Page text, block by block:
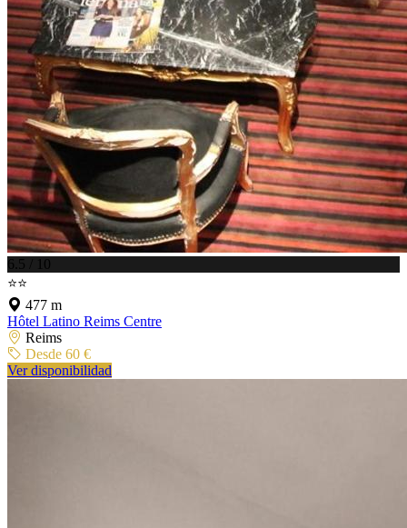
6.5 / 10
⭐⭐
477 m
Hôtel Latino Reims Centre
Reims
Desde 60 €
Ver disponibilidad